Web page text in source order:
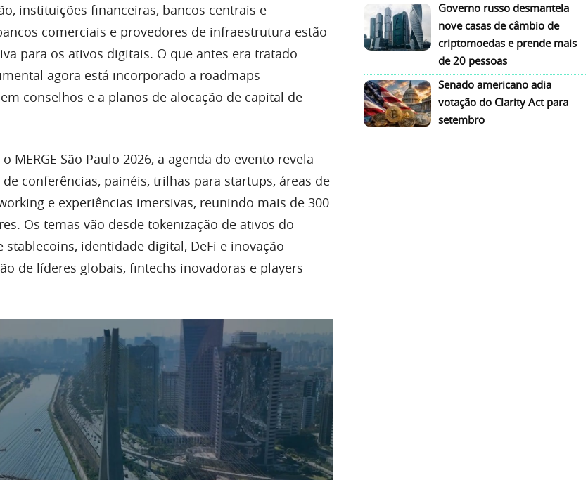
instituições financeiras, bancos centrais e
comerciais e provedores de infraestrutura estão
para os ativos digitais. O que antes era tratado
agora está incorporado a roadmaps
conselhos e a planos de alocação de capital de
MERGE São Paulo 2026, a agenda do evento revela
conferências, painéis, trilhas para startups, áreas de
e experiências imersivas, reunindo mais de 300
Os temas vão desde tokenização de ativos do
identidade digital, DeFi e inovação
de líderes globais, fintechs inovadoras e players
Governo russo desmantela
nove casas de câmbio de
criptomoedas e prende mais
de 20 pessoas
Senado americano adia
votação do Clarity Act para
setembro